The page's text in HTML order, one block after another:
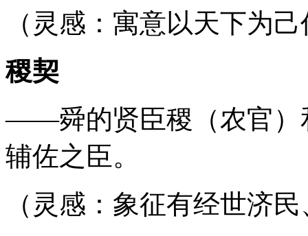
（灵感：寓意以天下为
稷契
——舜的贤臣稷（农官）
辅佐之臣。
（灵感：象征有经世济